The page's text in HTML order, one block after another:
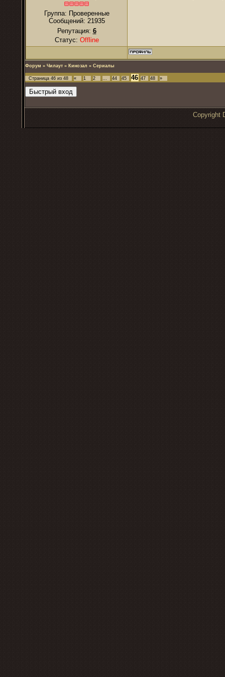
Группа: Проверенные
Сообщений: 21935
Репутация: 6
Статус: Offline
Форум » Чилаут » Кинозал » Сериалы
Страница 46 из 48 « 1 2 … 44 45 46 47 48 »
Copyright